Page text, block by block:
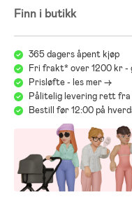
Finn i butikk
365 dagers åpent kjøp
Fri frakt* over 1200 kr -
Prisløfte - les mer ->
Pålitelig levering rett
Bestill før 12:00 på